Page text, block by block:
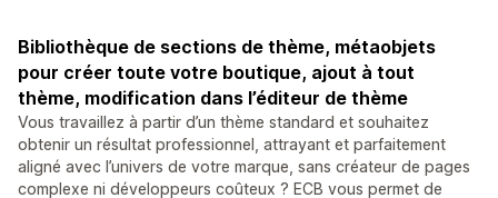
Bibliothèque de sections de thème, métaobjets
pour créer toute votre boutique, ajout à tout
thème, modification dans l’éditeur de thème
Vous travaillez à partir d’un thème standard et souhaitez
obtenir un résultat professionnel, attrayant et parfaitement
aligné avec l’univers de votre marque, sans créateur de pages
complexe ni développeurs coûteux ? ECB vous permet de